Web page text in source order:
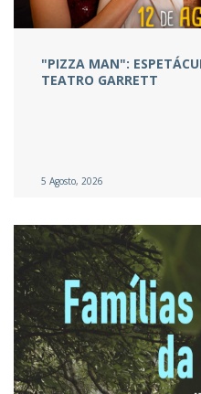
"PIZZA MAN":
TEATRO GARRETT
5 Agosto, 2026